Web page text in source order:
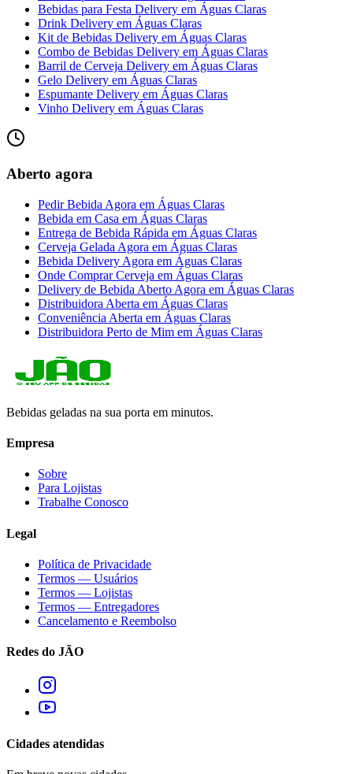
Bebidas para Festa Delivery em Águas Claras
Drink Delivery em Águas Claras
Kit de Bebidas Delivery em Águas Claras
Combo de Bebidas Delivery em Águas Claras
Barril de Cerveja Delivery em Águas Claras
Gelo Delivery em Águas Claras
Espumante Delivery em Águas Claras
Vinho Delivery em Águas Claras
Aberto agora
Pedir Bebida Agora em Águas Claras
Bebida em Casa em Águas Claras
Entrega de Bebida Rápida em Águas Claras
Cerveja Gelada Agora em Águas Claras
Bebida Delivery Agora em Águas Claras
Onde Comprar Cerveja em Águas Claras
Delivery de Bebida Aberto Agora em Águas Claras
Distribuidora Aberta em Águas Claras
Conveniência Aberta em Águas Claras
Distribuidora Perto de Mim em Águas Claras
Bebidas geladas na sua porta em minutos.
Empresa
Sobre
Para Lojistas
Trabalhe Conosco
Legal
Política de Privacidade
Termos — Usuários
Termos — Lojistas
Termos — Entregadores
Cancelamento e Reembolso
Redes do JÃO
Cidades atendidas